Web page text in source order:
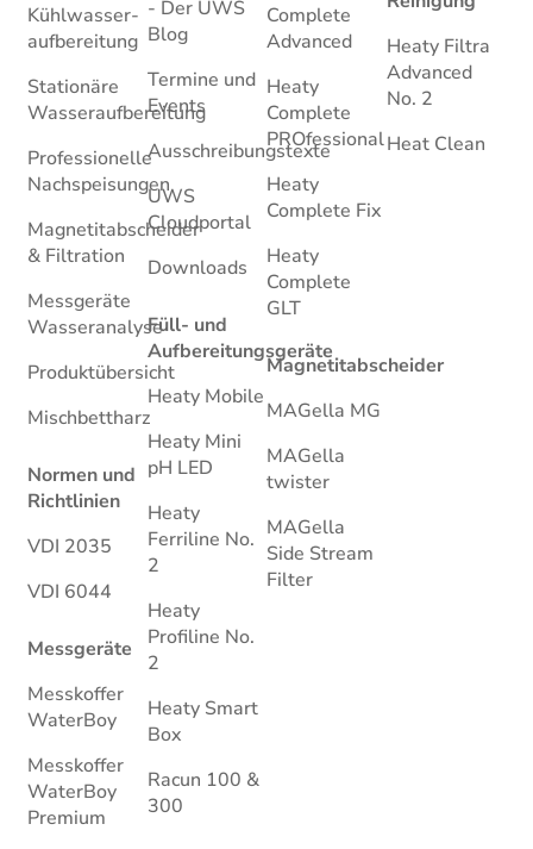
Kühlwasser­
aufbereitung
Stationäre
Wasseraufbereitung
Professionelle
Nachspeisungen
Magnetitabscheider
& Filtration
Messgeräte
Wasseranalyse
Produktübersicht
Mischbettharz
Normen und
Richtlinien
VDI 2035
VDI 6044
Messgeräte
Messkoffer
WaterBoy
Messkoffer
WaterBoy
Premium
- Der UWS
Blog
Termine und
Events
Ausschreibungstexte
UWS
Cloudportal
Downloads
Füll- und
Aufbereitungsgeräte
Heaty Mobile
Heaty Mini
pH LED
Heaty
Ferriline No.
2
Heaty
Profiline No.
2
Heaty Smart
Box
Racun 100 &
300
Complete
Advanced
Heaty
Complete
PROfessional
Heaty
Complete Fix
Heaty
Complete
GLT
Magnetitabscheider
MAGella MG
MAGella
twister
MAGella
Side Stream
Filter
Heaty Filtra
Advanced
No. 2
Heat Clean